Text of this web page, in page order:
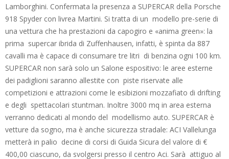
Lamborghini. Confermata la presenza a SUPERCAR della Porsche
918 Spyder con livrea Martini. Si tratta di un modello pre-serie di
una vettura che ha prestazioni da capogiro e «anima green»: la
prima supercar ibrida di Zuffenhausen, infatti, è spinta da 887
cavalli ma è capace di consumare tre litri di benzina ogni 100 km.
SUPERCAR non sarà solo un Salone espositivo: le aree esterne
dei padiglioni saranno allestite con piste riservate alle
competizioni e attrazioni come le esibizioni mozzafiato di drifting
e degli spettacolari stuntman. Inoltre 3000 mq in area esterna
verranno dedicati al mondo del modellismo auto. SUPERCAR è
vetture da sogno, ma è anche sicurezza stradale: ACI Vallelunga
metterà in palio decine di corsi di Guida Sicura del valore di €
400,00 ciascuno, da svolgersi presso il centro Aci. Sarà attiguo al